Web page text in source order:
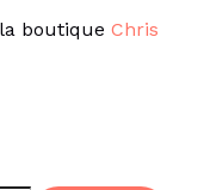
boutique Chris